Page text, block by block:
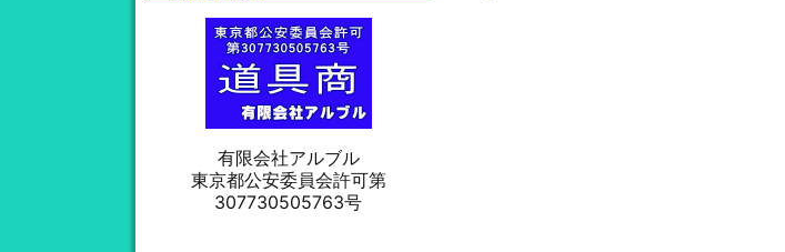
有限会社アルブル
東京都公安委員会許可第
307730505763号